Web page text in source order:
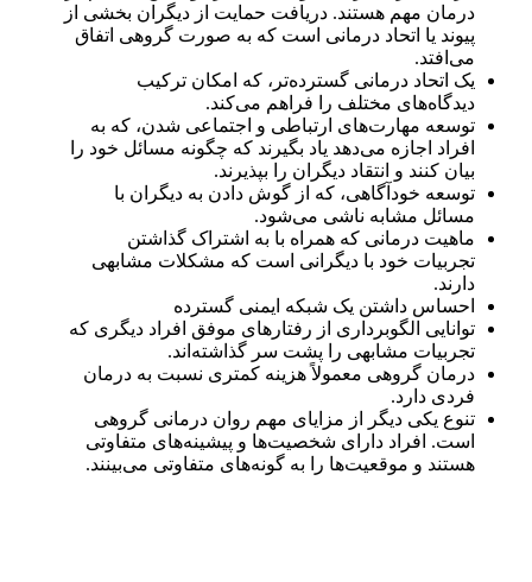
درمان مهم هستند. دریافت حمایت از دیگران بخشی از
پیوند یا اتحاد درمانی است که به صورت گروهی اتفاق
می‌افتد.
یک اتحاد درمانی گسترده‌تر، که امکان ترکیب
دیدگاه‌های مختلف را فراهم می‌کند.
توسعه مهارت‌های ارتباطی و اجتماعی شدن، که به
افراد اجازه می‌دهد یاد بگیرند که چگونه مسائل خود را
بیان کنند و انتقاد دیگران را بپذیرند.
توسعه خودآگاهی، که از گوش دادن به دیگران با
مسائل مشابه ناشی می‌شود.
ماهیت درمانی که همراه با به اشتراک گذاشتن
تجربیات خود با دیگرانی است که مشکلات مشابهی
دارند.
احساس داشتن یک شبکه ایمنی گسترده
توانایی الگوبرداری از رفتارهای موفق افراد دیگری که
تجربیات مشابهی را پشت سر گذاشته‌اند.
درمان گروهی معمولاً هزینه کمتری نسبت به درمان
فردی دارد.
تنوع یکی دیگر از مزایای مهم روان درمانی گروهی
است. افراد دارای شخصیت‌ها و پیشینه‌های متفاوتی
هستند و موقعیت‌ها را به گونه‌های متفاوتی می‌بینند.